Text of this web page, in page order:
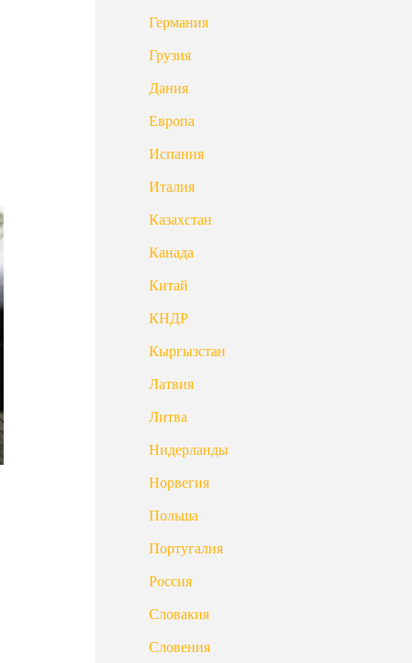
Германия
Грузия
Дания
Европа
Испания
Италия
Казахстан
Канада
Китай
КНДР
Кыргызстан
Латвия
Литва
Нидерланды
Норвегия
Польша
Португалия
Россия
Словакия
Словения